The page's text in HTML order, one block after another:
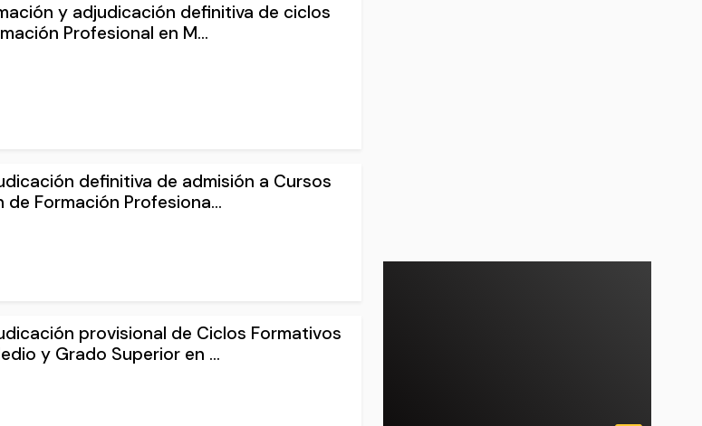
y adjudicación definitiva de ciclos
Profesional en M...
definitiva de admisión a Cursos
de Formación Profesiona...
provisional de Ciclos Formativos
y Grado Superior en ...